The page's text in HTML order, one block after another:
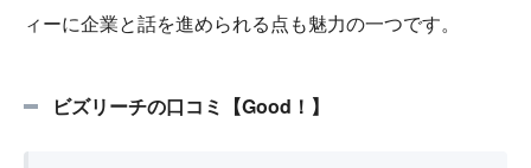
ィーに企業と話を進められる点も魅力の一つです。
ビズリーチの口コミ【Good！】